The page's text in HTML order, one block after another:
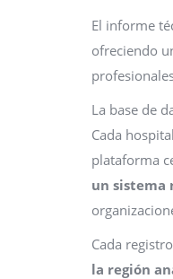
El informe
ofreciendo
La base de
Cada
plataforma
un sistema
Cada
la región